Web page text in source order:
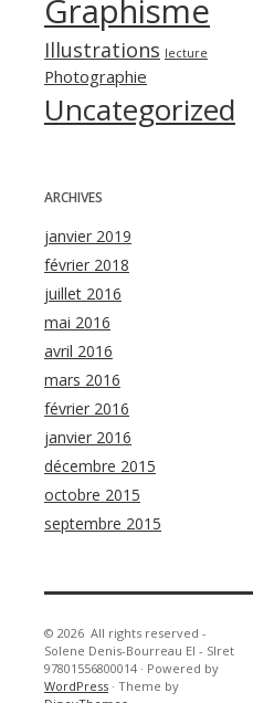
Graphisme
Illustrations lecture
Photographie
Uncategorized
ARCHIVES
janvier 2019
février 2018
juillet 2016
mai 2016
avril 2016
mars 2016
février 2016
janvier 2016
décembre 2015
octobre 2015
septembre 2015
© 2026 All rights reserved -
Solene Denis-Bourreau EI - SIret
97801556800014 · Powered by
WordPress · Theme by